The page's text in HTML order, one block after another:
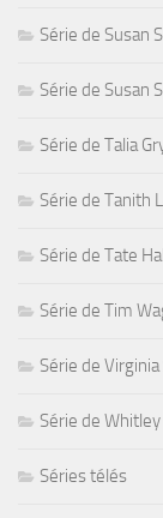
Série de Susan
Série de Susan
Série de Talia
Série de Tanith
Série de Tate
Série de Tim
Série de Virginia
Série de
Séries télés